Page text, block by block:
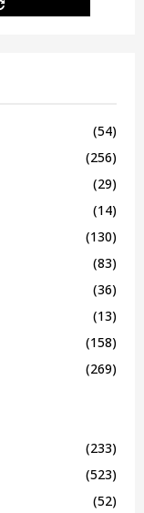
(54)
(256)
(29)
(14)
(130)
(83)
(36)
(13)
(158)
(269)
(233)
(523)
(52)